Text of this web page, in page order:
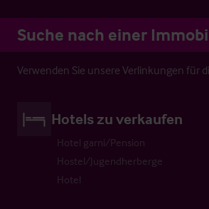
Suche nach einer
Verwenden Sie unsere Verlinkungen für
Hotels zu verkaufen
Hotel garni/Pension
Hostel/Jugendherberge
Hotel